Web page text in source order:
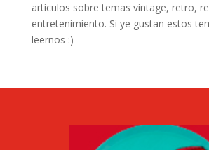
artículos sobre temas vintage, retro,
entretenimiento. Si ye gustan estos
leernos :)